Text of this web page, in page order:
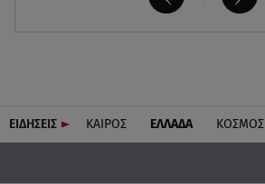
ΕΙΔΗΣΕΙΣ ΚΑΙΡΟΣ ΕΛΛΑΔΑ ΚΟΣΜΟΣ